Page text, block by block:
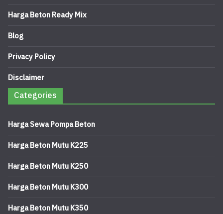
Harga Beton Ready Mix
Blog
Privacy Policy
Disclaimer
Categories
Harga Sewa Pompa Beton
Harga Beton Mutu K225
Harga Beton Mutu K250
Harga Beton Mutu K300
Harga Beton Mutu K350